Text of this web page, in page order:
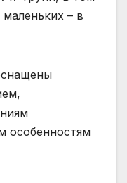
– в
особенностям